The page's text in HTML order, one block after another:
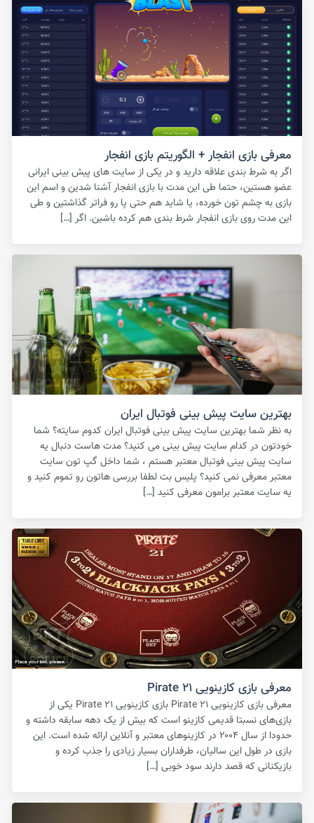
معرفی بازی انفجار + الگوریتم بازی انفجار
اگر به شرط بندی علاقه دارید و در یکی از سایت های پیش بینی ایرانی
عضو هستین، حتما طی این مدت با بازی انفجار آشنا شدین و اسم این
بازی به چشم تون خورده، یا شاید هم حتی پا رو فراتر گذاشتین و طی
این مدت روی بازی انفجار شرط بندی هم کرده باشین. اگر […]
بهترین سایت پیش بینی فوتبال ایران
به نظر شما بهترین سایت پیش بینی فوتبال ایران کدوم سایته؟ شما
خودتون در کدام سایت پیش بینی می کنید؟ مدت هاست دنبال یه
سایت پیش بینی فوتبال معتبر هستم ، شما داخل گپ تون سایت
معتبر معرفی نمی کنید؟ پلیس بت لطفا بررسی هاتون رو تموم کنید و
یه سایت معتبر برامون معرفی کنید […]
معرفی بازی کازینویی Pirate ۲۱
معرفی بازی کازینویی Pirate ۲۱ بازی کازینویی Pirate ۲۱ یکی از
بازی‌های نسبتا قدیمی کازینو است که بیش از یک دهه سابقه داشته و
حدودا از سال ۲۰۰۴ در کازینوهای معتبر و آنلاین ارائه شده است. این
بازی در طول این سالیان، طرفداران بسیار زیادی را جذب کرده و
بازیکنانی که قصد دارند سود خوبی […]